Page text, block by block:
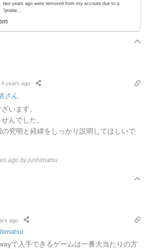
two years ago were removed from my account due to a
"proble...
4 years ago
さん
います。
んでした。
究明と経緯をしっかり説明してほしいで
ago by jushimatsu
ago
で入手できるゲームは一番大当たりの方